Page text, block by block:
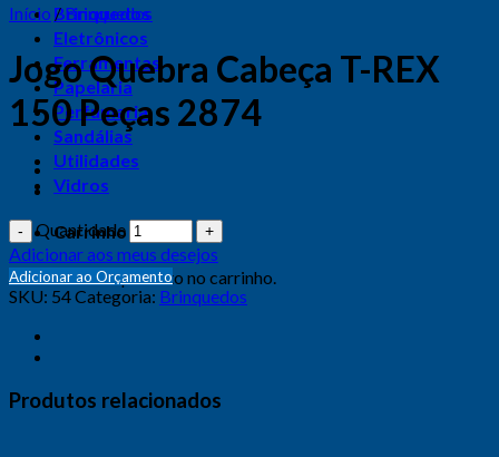
Brinquedos
Eletrônicos
Ferramentas
Papelaria
Perfumaria
Sandálias
Utilidades
Vidros
Carrinho
Nenhum produto no carrinho.
Início / Brinquedos
Jogo Quebra Cabeça T-REX
150 Peças 2874
Quantidade
Adicionar aos meus desejos
Adicionar ao Orçamento
SKU: 54Categoria: Brinquedos
Produtos relacionados